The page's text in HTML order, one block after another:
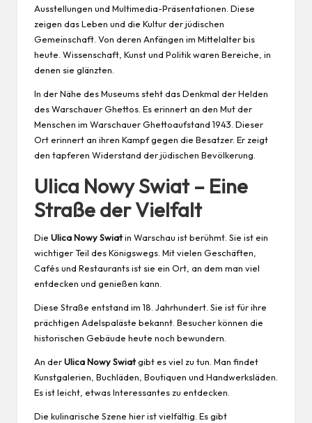
Ausstellungen und Multimedia-Präsentationen. Diese
zeigen das Leben und die Kultur der jüdischen
Gemeinschaft. Von deren Anfängen im Mittelalter bis
heute. Wissenschaft, Kunst und Politik waren Bereiche, in
denen sie glänzten.
In der Nähe des Museums steht das Denkmal der Helden
des Warschauer Ghettos. Es erinnert an den Mut der
Menschen im Warschauer Ghettoaufstand 1943. Dieser
Ort erinnert an ihren Kampf gegen die Besatzer. Er zeigt
den tapferen Widerstand der jüdischen Bevölkerung.
Ulica Nowy Swiat – Eine
Straße der Vielfalt
Die Ulica Nowy Swiatin Warschau ist berühmt. Sie ist ein
wichtiger Teil des Königswegs. Mit vielen Geschäften,
Cafés und Restaurants ist sie ein Ort, an dem man viel
entdecken und genießen kann.
Diese Straße entstand im 18. Jahrhundert. Sie ist für ihre
prächtigen Adelspaläste bekannt. Besucher können die
historischen Gebäude heute noch bewundern.
An derUlica Nowy Swiatgibt es viel zu tun. Man findet
Kunstgalerien, Buchläden, Boutiquen und Handwerksläden.
Es ist leicht, etwas Interessantes zu entdecken.
Die kulinarische Szene hier ist vielfältig. Es gibt